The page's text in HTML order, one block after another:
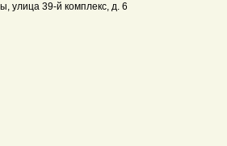
улица 39-й комплекс, д. 6